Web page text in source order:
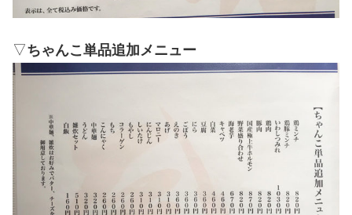
▽ちゃんこ単品追加メニュー